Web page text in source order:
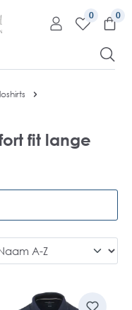
0
fit lange